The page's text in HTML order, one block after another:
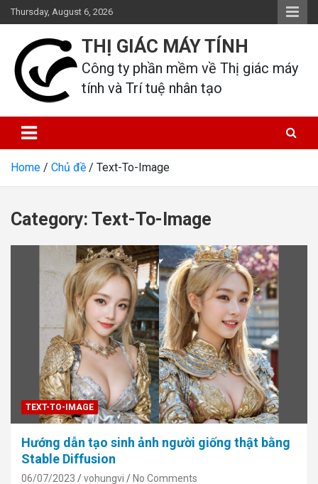
Skip
to
content
Thursday, August 6, 2026
THỊ GIÁC MÁY TÍNH
Công ty phần mềm về Thị giác máy
tính và Trí tuệ nhân tạo
Home Chủ đề Text-To-Image
Category: Text-To-Image
TEXT-TO-IMAGE
Hướng dẫn tạo sinh ảnh người giống thật bằng
Stable Diffusion
06/07/2023 vohungvi No Comments